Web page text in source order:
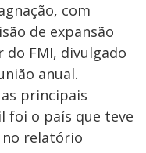
com
de expansão
FMI, divulgado
anual.
principais
foi o país que teve
relatório